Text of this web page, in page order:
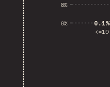
<=10
0%
8%
0.1%
0.1%